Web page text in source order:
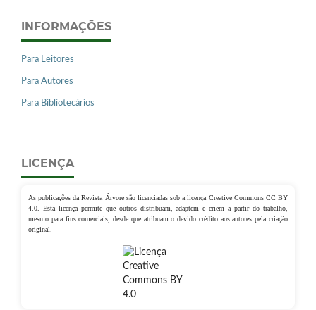
INFORMAÇÕES
Para Leitores
Para Autores
Para Bibliotecários
LICENÇA
As publicações da Revista Árvore são licenciadas sob a licença Creative Commons CC BY
4.0. Esta licença permite que outros distribuam, adaptem e criem a partir do trabalho,
mesmo para fins comerciais, desde que atribuam o devido crédito aos autores pela criação
original.